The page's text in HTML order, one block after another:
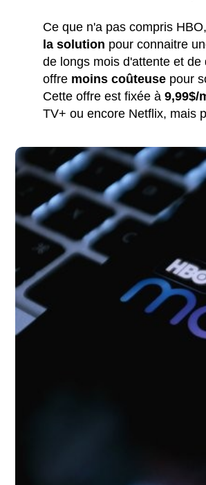
Ce que n'a pas compris
la solution pour connaitre
de longs mois d'attente et
offre moins coûteuse pour
Cette offre est fixée à 9,99$/
TV+ ou encore Netflix, mais